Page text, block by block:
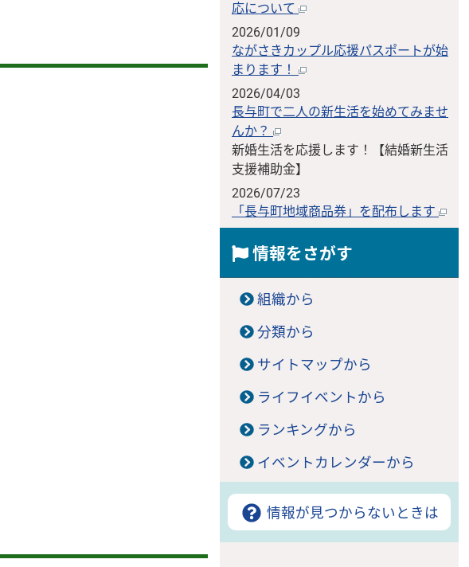
応について
2026/01/09
ながさきカップル応援パスポートが始
まります！
2026/04/03
長与町で二人の新生活を始めてみませ
んか？
新婚生活を応援します！【結婚新生活
支援補助金】
2026/07/23
「長与町地域商品券」を配布します
情報をさがす
組織から
分類から
サイトマップから
ライフイベントから
ランキングから
イベントカレンダーから
情報が見つからないときは